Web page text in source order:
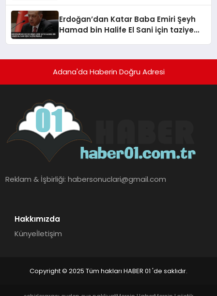
Erdoğan’dan Katar Baba Emiri Şeyh
Hamad bin Halife El Sani için taziye
Adana'da Haberin Doğru Adresi
Reklam & İşbirliği:habersonuclari@gmail.com
Hakkımızda
Künyeİletişim
Copyright © 2025 Tüm hakları HABER 01 'de saklıdır.